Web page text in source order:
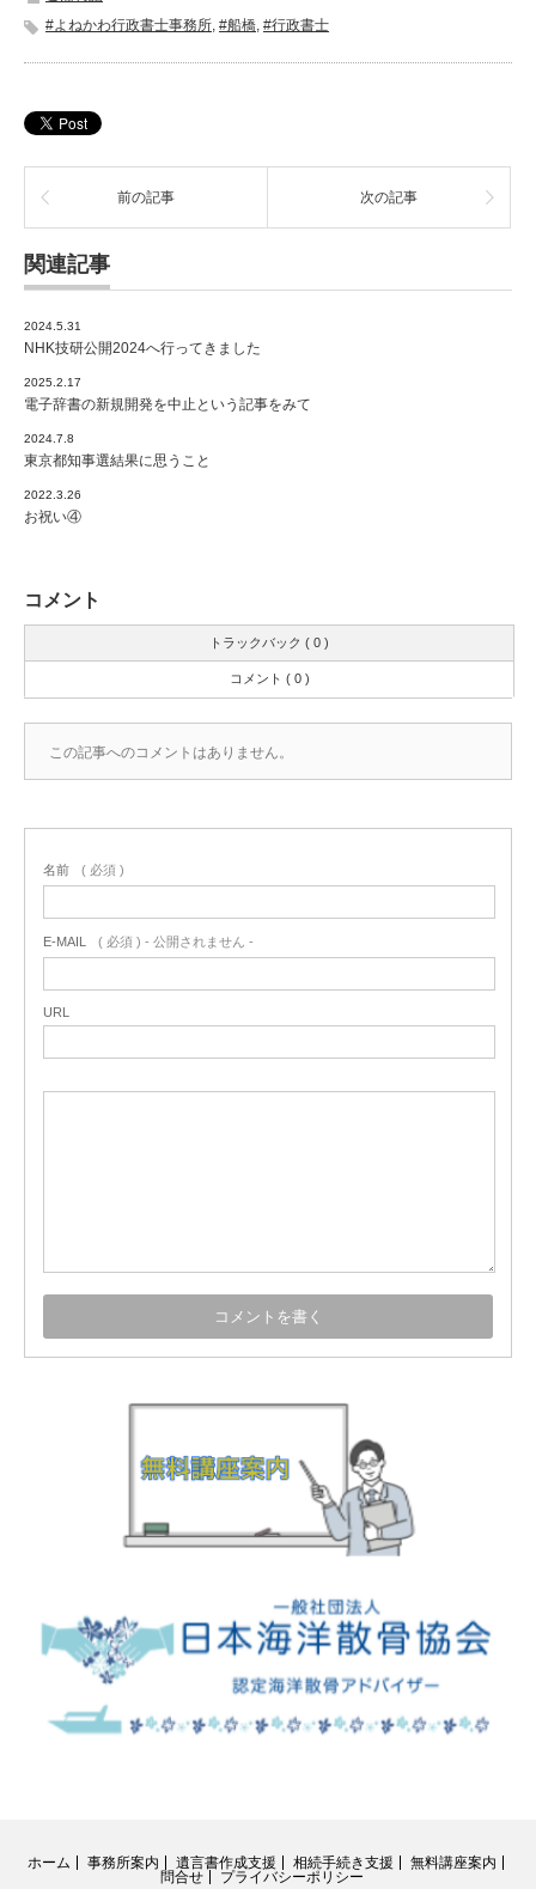
#よねかわ行政書士事務所, #船橋, #行政書士
前の記事 次の記事
関連記事
2024.5.31
NHK技研公開2024へ行ってきました
2025.2.17
電子辞書の新規開発を中止という記事をみて
2024.7.8
東京都知事選結果に思うこと
2022.3.26
お祝い④
コメント
トラックバック ( 0 )
コメント ( 0 )
この記事へのコメントはありません。
名前 ( 必須 )
E-MAIL ( 必須 ) - 公開されません -
URL
ホーム 事務所案内 遺言書作成支援 相続手続き支援
無料講座案内
問合せ
プライバシーポリシー